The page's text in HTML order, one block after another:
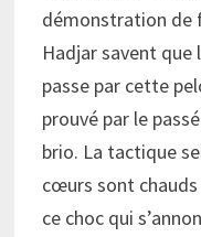
démonstration de
Hadjar savent
passe par cette
prouvé par le
brio. La tactique
cœurs sont
ce choc qui